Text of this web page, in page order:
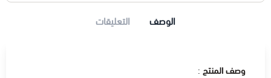
الوصف التعليقات
وصف المنتج :